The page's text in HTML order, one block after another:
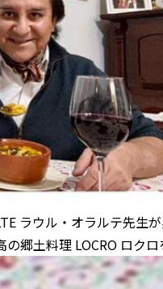
ラウル・オラルテ先生
郷土料理 LOCRO ロク